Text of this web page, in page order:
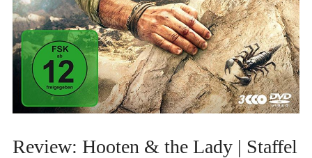
Review: Hooten & the Lady | Staffel